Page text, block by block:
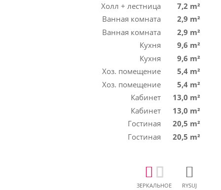
Холл + лестница
7,2 m²
Ванная комната
2,9 m²
Ванная комната
2,9 m²
Кухня
9,6 m²
Кухня
9,6 m²
Хоз. помещение
5,4 m²
Хоз. помещение
5,4 m²
Кабинет
13,0 m²
Кабинет
13,0 m²
Гостиная
20,5 m²
Гостиная
20,5 m²
ЗЕРКАЛЬНОЕ
RYSUJ